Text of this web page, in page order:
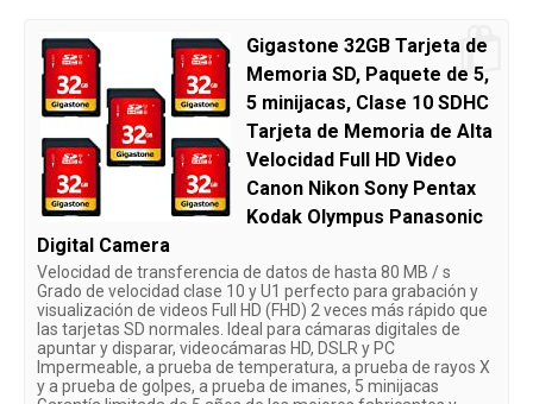
Gigastone 32GB Tarjeta de
Memoria SD, Paquete de 5,
5 minijacas, Clase 10 SDHC
Tarjeta de Memoria de Alta
Velocidad Full HD Video
Canon Nikon Sony Pentax
Kodak Olympus Panasonic
Digital Camera
Velocidad de transferencia de datos de hasta 80 MB / s
Grado de velocidad clase 10 y U1 perfecto para grabación y
visualización de videos Full HD (FHD) 2 veces más rápido que
las tarjetas SD normales. Ideal para cámaras digitales de
apuntar y disparar, videocámaras HD, DSLR y PC
Impermeable, a prueba de temperatura, a prueba de rayos X
y a prueba de golpes, a prueba de imanes, 5 minijacas